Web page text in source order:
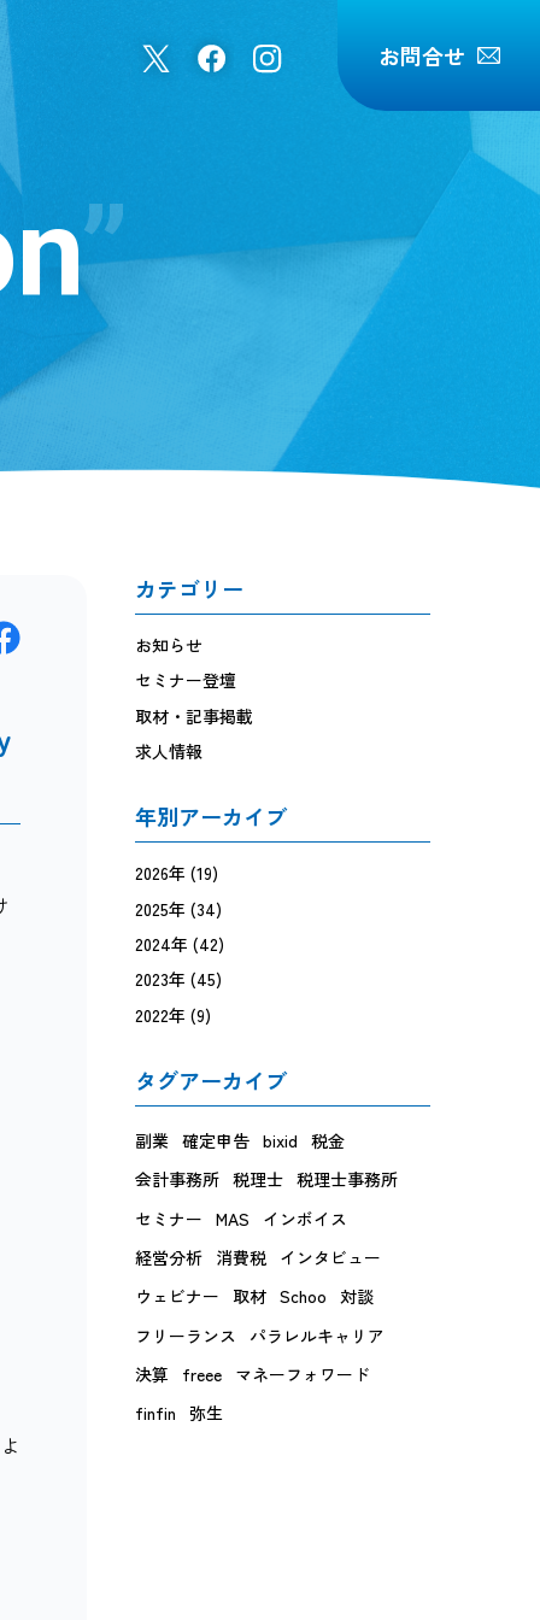
お問合せ
カテゴリー
お知らせ
セミナー登壇
取材・記事掲載
求人情報
年別アーカイブ
2026年 (19)
2025年 (34)
2024年 (42)
2023年 (45)
2022年 (9)
タグアーカイブ
副業 確定申告 bixid 税金
会計事務所 税理士 税理士事務所
セミナー MAS
インボイス
経営分析
消費税
インタビュー
ウェビナー
取材 Schoo 対談
フリーランス
パラレルキャリア
決算
freee
マネーフォワード
finfin
弥生